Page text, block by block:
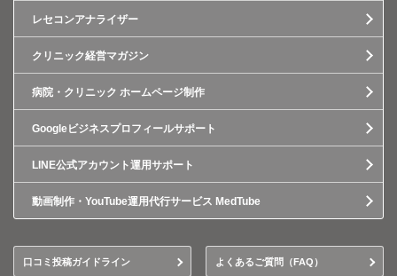
レセコンアナライザー
クリニック経営マガジン
病院・クリニック ホームページ制作
Googleビジネスプロフィールサポート
LINE公式アカウント運用サポート
動画制作・YouTube運用代行サービス MedTube
口コミ投稿ガイドライン よくあるご質問（FAQ）